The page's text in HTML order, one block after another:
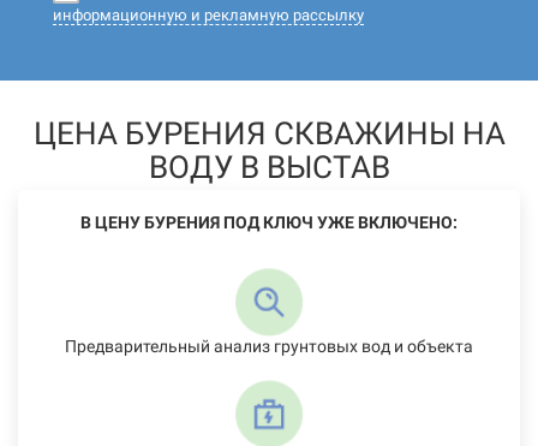
информационную и рекламную рассылку
ЦЕНА БУРЕНИЯ СКВАЖИНЫ НА
ВОДУ В ВЫСТАВ
В ЦЕНУ БУРЕНИЯ ПОД КЛЮЧ УЖЕ ВКЛЮЧЕНО:
Предварительный анализ грунтовых вод и объекта